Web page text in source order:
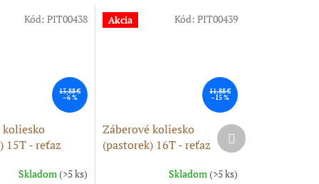
13,88 €
–6 %
koliesko
15T - reťaz
Skladom(>5 ks)
Kód:PIT00438 Akcia
11,88 €
–15 %
Záberové koliesko
(pastorek) 16T - reťaz
Skladom(>5 ks)
Kód: PIT00439
Ďalší
produkt